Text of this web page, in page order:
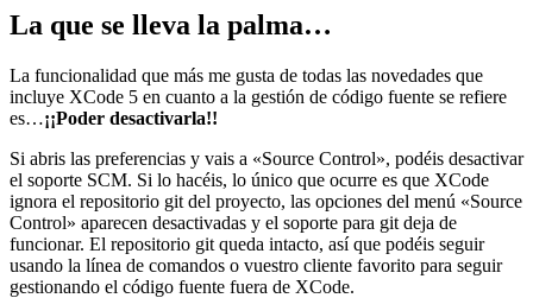
La que se lleva la palma…
La funcionalidad que más me gusta de todas las novedades que
incluye XCode 5 en cuanto a la gestión de código fuente se refiere
es…¡¡Poder desactivarla!!
Si abris las preferencias y vais a «Source Control», podéis desactivar
el soporte SCM. Si lo hacéis, lo único que ocurre es que XCode
ignora el repositorio git del proyecto, las opciones del menú «Source
Control» aparecen desactivadas y el soporte para git deja de
funcionar. El repositorio git queda intacto, así que podéis seguir
usando la línea de comandos o vuestro cliente favorito para seguir
gestionando el código fuente fuera de XCode.